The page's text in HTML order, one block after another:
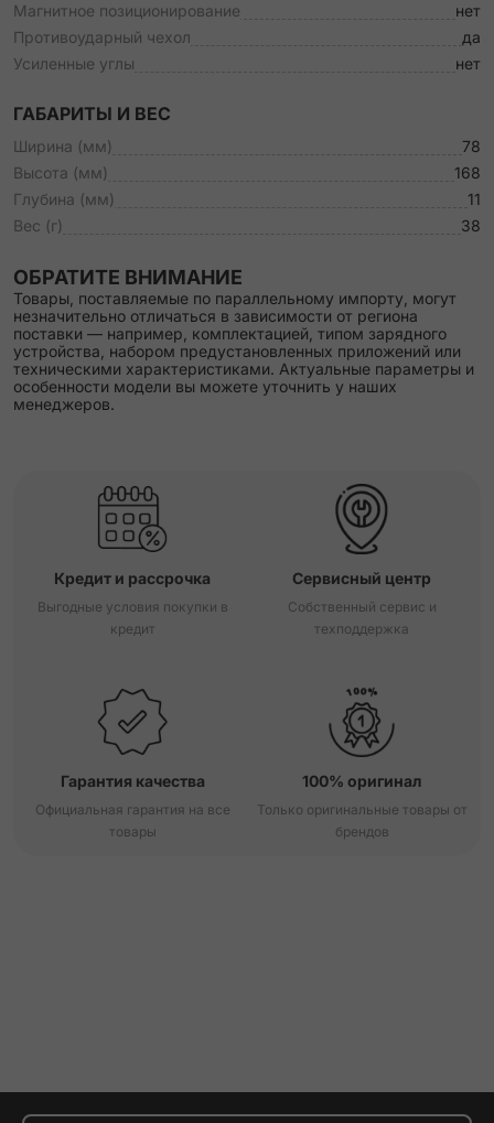
Магнитное позиционирование
нет
Противоударный чехол
да
Усиленные углы
нет
ГАБАРИТЫ И ВЕС
Ширина (мм)
78
Высота (мм)
168
Глубина (мм)
11
Вес (г)
38
ОБРАТИТЕ ВНИМАНИЕ
Товары, поставляемые по параллельному импорту, могут
незначительно отличаться в зависимости от региона
поставки — например, комплектацией, типом зарядного
устройства, набором предустановленных приложений или
техническими характеристиками. Актуальные параметры и
особенности модели вы можете уточнить у наших
менеджеров.
Кредит и рассрочка
Выгодные условия покупки в
кредит
Сервисный центр
Собственный сервис и
техподдержка
Гарантия качества
Официальная гарантия на все
товары
100% оригинал
Только оригинальные товары от
брендов